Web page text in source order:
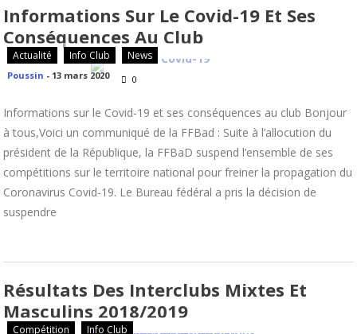
Informations Sur Le Covid-19 Et Ses
Conséquences Au Club
Actualité Info Club News
Poussin - 13 mars 2020 0
Informations sur le Covid-19 et ses conséquences au club Bonjour
à tous,Voici un communiqué de la FFBad : Suite à l’allocution du
président de la République, la FFBaD suspend l’ensemble de ses
compétitions sur le territoire national pour freiner la propagation du
Coronavirus Covid-19. Le Bureau fédéral a pris la décision de
suspendre
Résultats Des Interclubs Mixtes Et
Masculins 2018/2019
Compétition Info Club